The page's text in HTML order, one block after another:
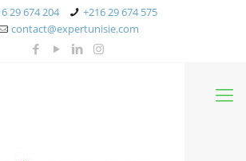
29 674 204
+216 29 674 575
contact@expertunisie.com